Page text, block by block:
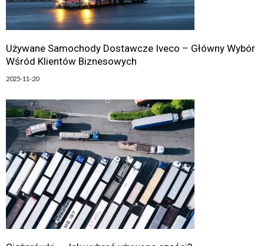
Używane Samochody Dostawcze Iveco – Główny Wybór
Wśród Klientów Biznesowych
2025-11-20